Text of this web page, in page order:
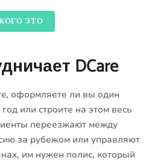
ЭТО
DCare
оформляете ли вы один
или строите на этом весь
переезжают между
за рубежом или управляют
им нужен полис, который